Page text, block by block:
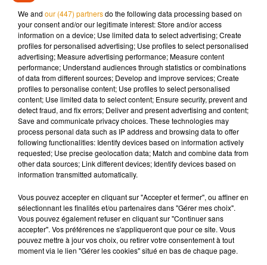
frontalement la dépression, un thème personnel et sensible.
Selon le journaliste Yves Berton, Andrew McCarthy travaillait
récemment sur unnouvel album, épaulé par le producteur
Robin Hancock, connu pour ses collaborations avec
Madonna surErotica.
We and our (447) partnersdo the following data processing based on
your consent and/or our legitimate interest: Store and/or access
information on a device; Use limited data to select advertising; Create
profiles for personalised advertising; Use profiles to select personalised
advertising; Measure advertising performance; Measure content
performance; Understand audiences through statistics or combinations
of data from different sources; Develop and improve services; Create
profiles to personalise content; Use profiles to select personalised
content; Use limited data to select content; Ensure security, prevent and
detect fraud, and fix errors; Deliver and present advertising and content;
Save and communicate privacy choices. These technologies may
process personal data such as IP address and browsing data to offer
following functionalities: Identify devices based on information actively
requested; Use precise geolocation data; Match and combine data from
other data sources; Link different devices; Identify devices based on
information transmitted automatically.
Vous pouvez accepter en cliquant sur "Accepter et fermer", ou affiner en
sélectionnant les finalités et/ou partenaires dans "Gérer mes choix".
Vous pouvez également refuser en cliquant sur "Continuer sans
accepter". Vos préférences ne s'appliqueront que pour ce site. Vous
pouvez mettre à jour vos choix, ou retirer votre consentement à tout
moment via le lien "Gérer les cookies" situé en bas de chaque page.